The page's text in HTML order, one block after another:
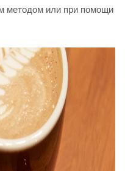
методом или при помощи